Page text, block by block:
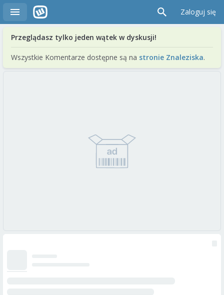
Zaloguj się
Przeglądasz tylko jeden wątek w dyskusji!
Wszystkie Komentarze dostępne są na stronie Znaleziska.